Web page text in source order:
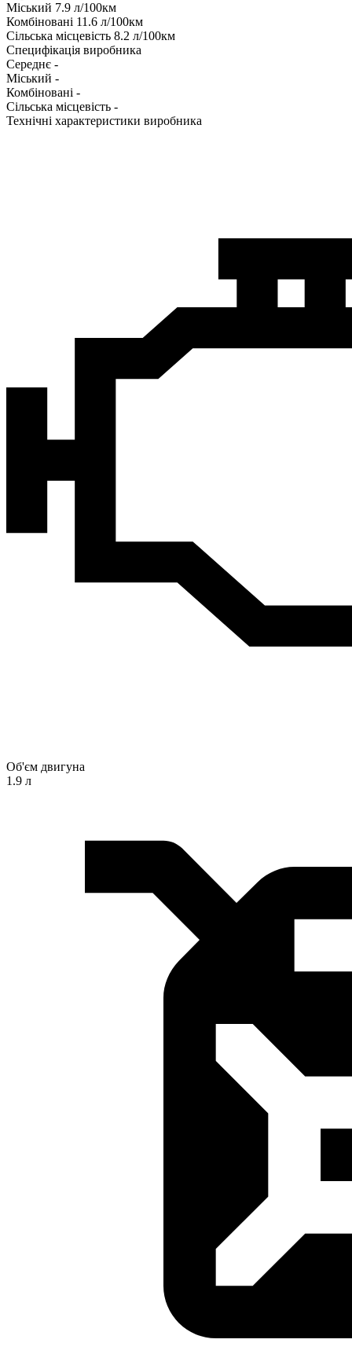
Міський 7.9 л/100км
Комбіновані 11.6 л/100км
Сільська місцевість 8.2 л/100км
Специфікація виробника
Середнє -
Міський -
Комбіновані -
Сільська місцевість -
Технічні характеристики виробника
Об'єм двигуна
1.9 л